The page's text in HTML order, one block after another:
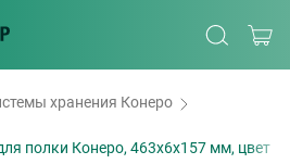
хранения Конеро
полки Конеро, 463х6х157 мм, цвет